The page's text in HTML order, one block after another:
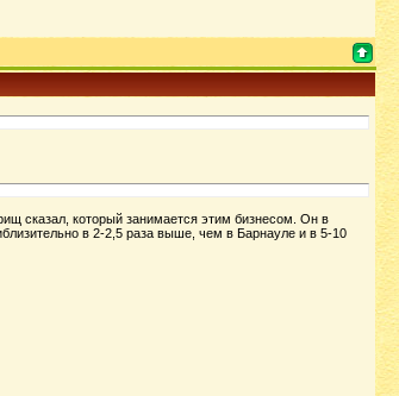
сказал, который занимается этим бизнесом. Он в
в 2-2,5 раза выше, чем в Барнауле и в 5-10